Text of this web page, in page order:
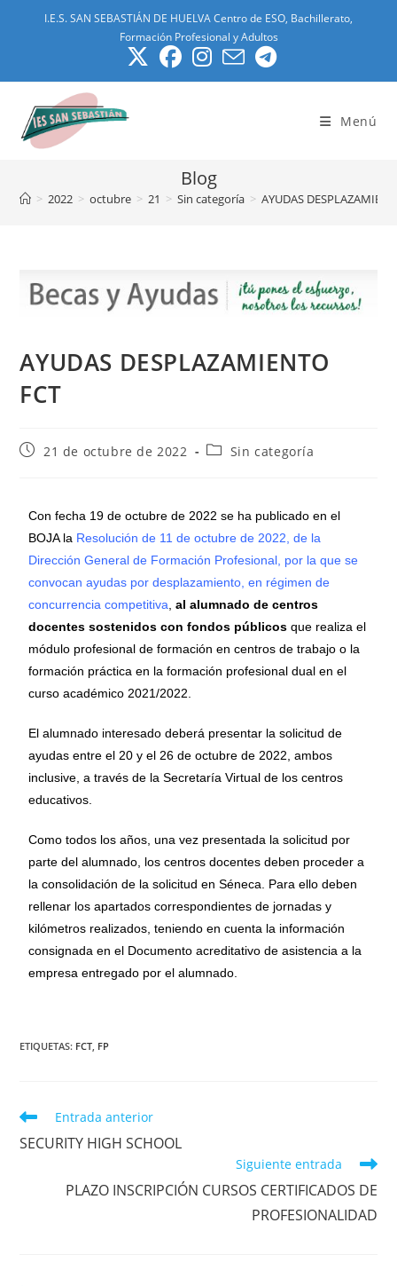
I.E.S. SAN SEBASTIÁN DE HUELVA Centro de ESO, Bachillerato,
Formación Profesional y Adultos
Menú
Blog
> 2022 > octubre > 21 > Sin categoría > AYUDAS
AYUDAS DESPLAZAMIENTO
FCT
21 de octubre de 2022 Sin categoría
Con fecha 19 de octubre de 2022 se ha publicado en el
BOJA la Resolución de 11 de octubre de 2022, de la
Dirección General de Formación Profesional, por la que se
convocan ayudas por desplazamiento, en régimen de
concurrencia competitiva ,al alumnado de centros
docentes sostenidos con fondos públicos que realiza el
módulo profesional de formación en centros de trabajo o la
formación práctica en la formación profesional dual en el
curso académico 2021/2022.
El alumnado interesado deberá presentar la solicitud de
ayudas entre el 20 y el 26 de octubre de 2022, ambos
inclusive, a través de la Secretaría Virtual de los centros
educativos.
Como todos los años, una vez presentada la solicitud por
parte del alumnado, los centros docentes deben proceder a
la consolidación de la solicitud en Séneca. Para ello deben
rellenar los apartados correspondientes de jornadas y
kilómetros realizados, teniendo en cuenta la información
consignada en el Documento acreditativo de asistencia a la
empresa entregado por el alumnado.
ETIQUETAS: FCT FP
Entrada anterior
SECURITY HIGH SCHOOL
Siguiente entrada
PLAZO INSCRIPCIÓN CURSOS CERTIFICADOS DE
PROFESIONALIDAD